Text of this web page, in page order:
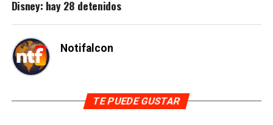
Disney: hay 28 detenidos
Notifalcon
TE PUEDE GUSTAR